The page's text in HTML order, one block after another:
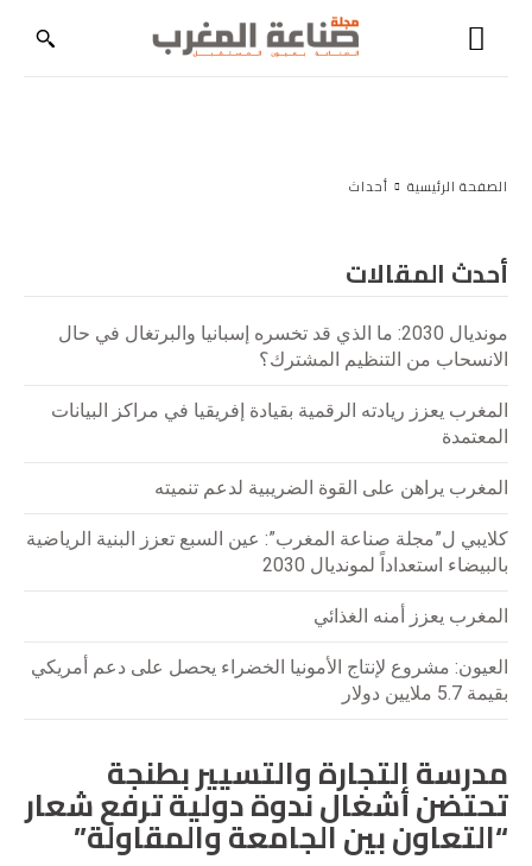
الصفحة الرئيسية أحداث
أحدث المقالات
مونديال 2030: ما الذي قد تخسره إسبانيا والبرتغال في حال
الانسحاب من التنظيم المشترك؟
المغرب يعزز ريادته الرقمية بقيادة إفريقيا في مراكز البيانات
المعتمدة
المغرب يراهن على القوة الضريبية لدعم تنميته
كلايبي ل”مجلة صناعة المغرب”: عين السبع تعزز البنية الرياضية
بالبيضاء استعداداً لمونديال 2030
المغرب يعزز أمنه الغذائي
العيون: مشروع لإنتاج الأمونيا الخضراء يحصل على دعم أمريكي
بقيمة 5.7 ملايين دولار
مدرسة التجارة والتسيير بطنجة
تحتضن أشغال ندوة دولية ترفع شعار
“التعاون بين الجامعة والمقاولة”